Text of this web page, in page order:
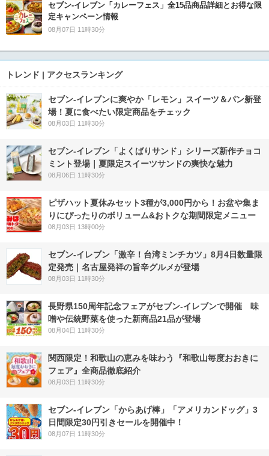
セブン‐イレブン「カレーフェス」全15品商品詳細とお得な限
定キャンペーン情報
08月07日 11時30分
トレンド | アクセスランキング
セブン‐イレブンに爽やか「レモン」スイーツ＆パン新登
場！夏に食べたい限定商品をチェック
08月03日 11時30分
セブン‐イレブン「よくばりサンド」シリーズ新作チョコ
ミント登場｜夏限定スイーツサンドの爽快な魅力
08月06日 11時30分
ピザハット夏休みセット3種が3,000円から！お盆や集ま
りにぴったりのボリューム&おトクな期間限定メニュー
08月03日 13時00分
セブン-イレブン「激辛！台湾ミンチカツ」8月4日数量限
定発売｜名古屋発祥の旨辛グルメが登場
08月03日 11時30分
長野県150周年記念フェアがセブン-イレブンで開催 味
噌や伝統野菜を使った新商品21品が登場
08月04日 11時30分
関西限定！和歌山の恵みを味わう『和歌山毎度おおきに
フェア』全商品徹底紹介
08月03日 11時30分
セブン‐イレブン「からあげ棒」「アメリカンドッグ」3
日間限定30円引きセールを開催中！
08月07日 11時30分